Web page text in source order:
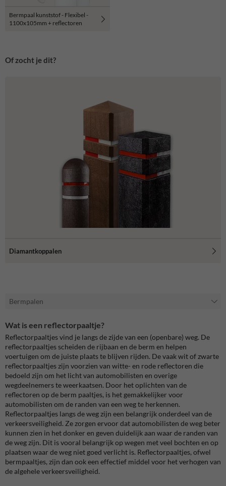
Bermpaal kunststof - Flexibel -
1100x105mm + reflectoren
Of zocht je dit?
Diamantkoppalen
Bermpalen
Wat is een reflectorpaaltje?
Reflectorpaaltjes vind je langs de zijde van een (openbare) weg. De
reflectorpaaltjes scheiden de rijbaan en de berm en helpen
voertuigen om de juiste plaats te blijven rijden. De vaak wit of zwarte
reflectorpaaltjes zijn voorzien van witte- en rode reflectoren die
bedoeld zijn om het licht van automobilisten en overige
wegdeelnemers te weerkaatsen. Door het oplichten van de
reflectoren op de berm paaltjes, is het gemakkelijker voor
automobilisten om de randen van een weg te herkennen.
Reflectorpaaltjes langs de weg zijn een belangrijk onderdeel van de
verkeersveiligheid. Ze zorgen ervoor dat automobilisten de weg beter
kunnen zien in het donker en geven duidelijk aan waar de randen van
de weg zijn. Dit is vooral belangrijk op wegen met veel bochten en op
plaatsen waar de weg niet goed verlicht is. Reflectorpaaltjes, ofwel
bermpaaltjes, zijn dan ook een effectief middel voor het verhogen van
de algehele verkeersveiligheid.